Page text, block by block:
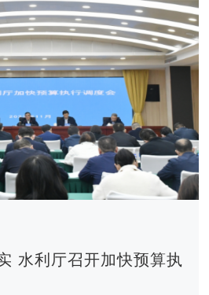
展奋进号角，系统推进“三年上
利全方位立体式的系统性和跨越
”奠定雄厚基础。 水利厅党组书
，梳理总结四川水利高质量发
完成情况，分析研判四川水利发
四川水利高质量发展的新要求。
是极不寻常、极不平凡的一年，
质量发展“3226”总体工作思路最
利厅党组团结带领全体干部职工
水利高质量发展系统思路深化实
速、省属灌区管理体制调整、水
水”建设推进、水资源管理强化和
、水生态保护、水利水电移民工
础、强化水利宣传等方面取得历
关大局和长远的大事要事，
实基础。但对标工作要求，重大
运管机制和水资源调度管理等工
水利厅召开加快预算执